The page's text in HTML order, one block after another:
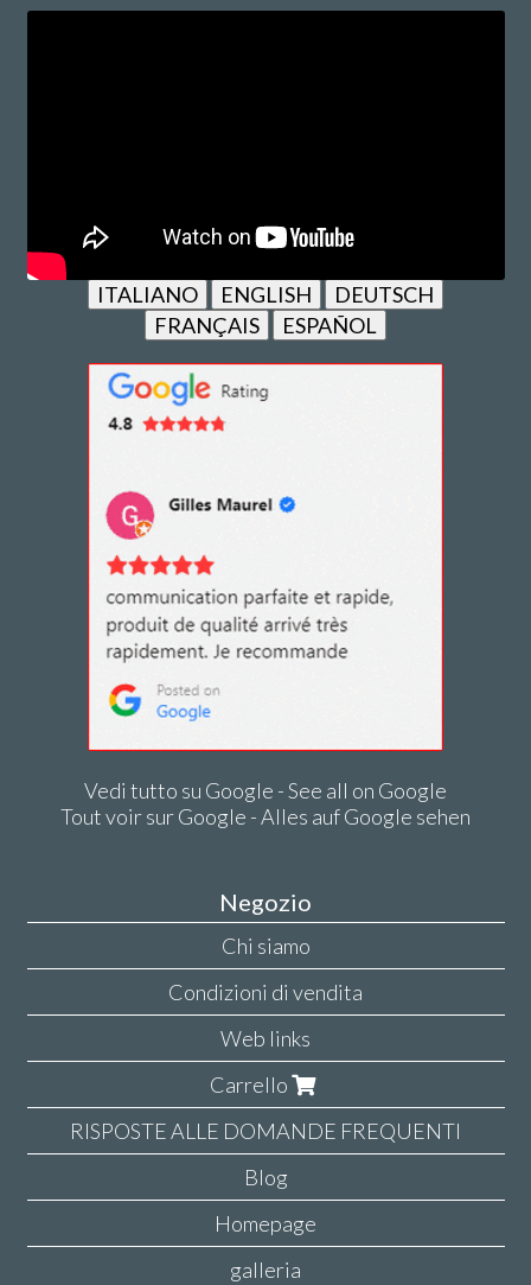
ITALIANO ENGLISH
DEUTSCH
FRANÇAIS
ESPAÑOL
Vedi tutto su Google - See all on Google
Tout voir sur Google - Alles auf Google sehen
Negozio
Chi siamo
Condizioni di vendita
Web links
Carrello
RISPOSTE ALLE DOMANDE FREQUENTI
Blog
Homepage
galleria